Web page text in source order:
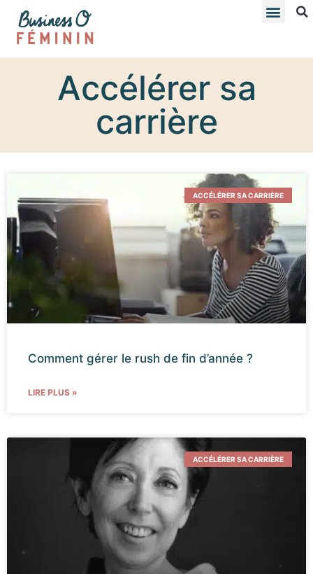
Accélérer sa
carrière
ACCÉLÉRER SA CARRIÈRE
Comment gérer le rush de fin d’année ?
LIRE PLUS »
ACCÉLÉRER SA CARRIÈRE